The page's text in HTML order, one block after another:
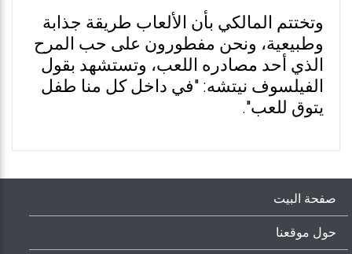
وتختتم المالكي بأن الألعاب طريقة جذابة
وطبيعية، ونحن مفطورون على حب المرح
الذي أحد مصادره اللعب، وتستشهد بقول
الفيلسوف نيتشه: "في داخل كل منا طفل
يتوق للعب".
صفحة البيت
حول موقعنا